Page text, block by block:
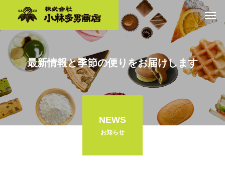
最新情報と季節の便りをお届けします
NEWS
お知らせ